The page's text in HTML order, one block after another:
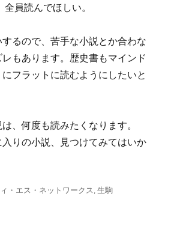
員読んでほしい。
るので、苦手な小説とか合わな
もあります。歴史書もマインド
フラットに読むようにしたいと
、何度も読みたくなります。
りの小説、見つけてみてはいか
・エス・ネットワークス ,生駒